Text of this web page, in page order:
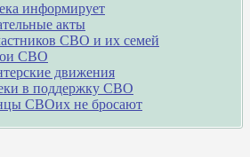
информирует
акты
СВО и их семей
СВО
движения
в поддержку СВО
СВОих не бросают